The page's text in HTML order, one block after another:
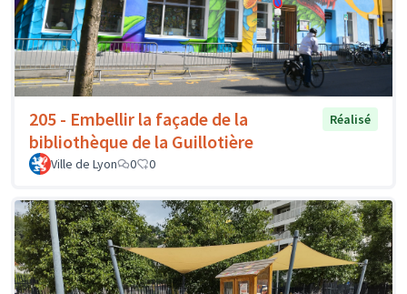
205 - Embellir la façade de la
bibliothèque de la Guillotière
Réalisé
Ville de Lyon 0 0